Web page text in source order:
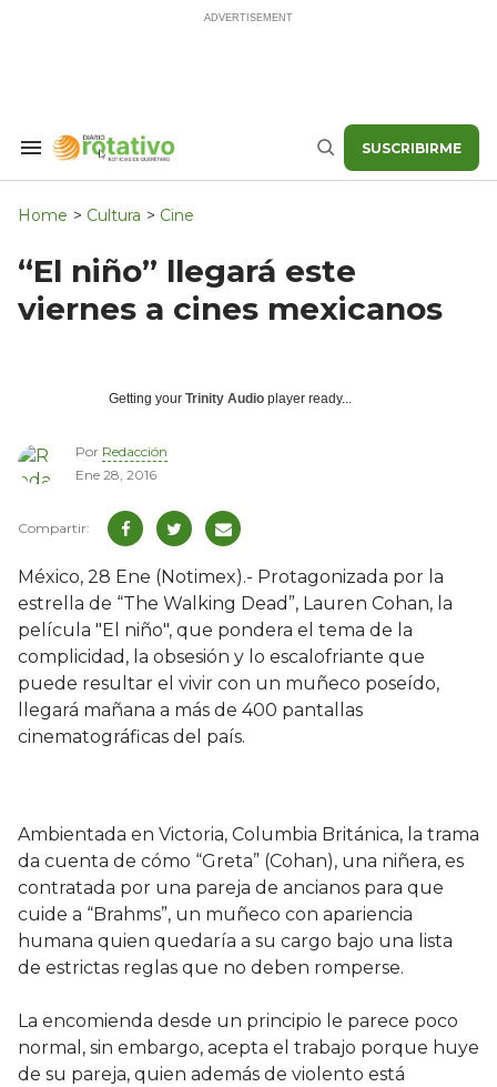
Search
Navigation
Buscar SUSCRIBIRME
Home > Cultura > Cine
“El niño” llegará este
viernes a cines mexicanos
Getting your Trinity Audio player ready...
Por Redacción
Ene 28, 2016
México, 28 Ene (Notimex).- Protagonizada por la
estrella de “The Walking Dead”, Lauren Cohan, la
película "El niño", que pondera el tema de la
complicidad, la obsesión y lo escalofriante que
puede resultar el vivir con un muñeco poseído,
llegará mañana a más de 400 pantallas
cinematográficas del país.
Ambientada en Victoria, Columbia Británica, la trama
da cuenta de cómo “Greta” (Cohan), una niñera, es
contratada por una pareja de ancianos para que
cuide a “Brahms”, un muñeco con apariencia
humana quien quedaría a su cargo bajo una lista
de estrictas reglas que no deben romperse.
La encomienda desde un principio le parece poco
normal, sin embargo, acepta el trabajo porque huye
de su pareja, quien además de violento está